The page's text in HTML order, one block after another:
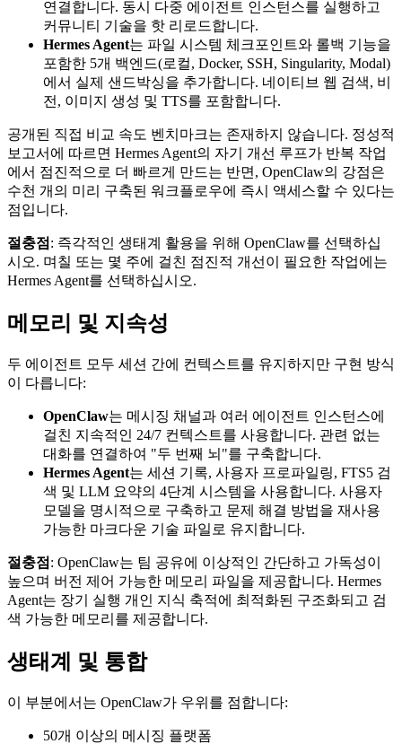
연결합니다. 동시 다중 에이전트 인스턴스를 실행하고
커뮤니티 기술을 핫 리로드합니다.
Hermes Agent는 파일 시스템 체크포인트와 롤백 기능을
포함한 5개 백엔드(로컬, Docker, SSH, Singularity, Modal)
에서 실제 샌드박싱을 추가합니다. 네이티브 웹 검색, 비
전, 이미지 생성 및 TTS를 포함합니다.
공개된 직접 비교 속도 벤치마크는 존재하지 않습니다. 정성적
보고서에 따르면 Hermes Agent의 자기 개선 루프가 반복 작업
에서 점진적으로 더 빠르게 만드는 반면, OpenClaw의 강점은
수천 개의 미리 구축된 워크플로우에 즉시 액세스할 수 있다는
점입니다.
절충점 : 즉각적인 생태계 활용을 위해 OpenClaw를 선택하십
시오. 며칠 또는 몇 주에 걸친 점진적 개선이 필요한 작업에는
Hermes Agent를 선택하십시오.
메모리 및 지속성
두 에이전트 모두 세션 간에 컨텍스트를 유지하지만 구현 방식
이 다릅니다:
OpenClaw는 메시징 채널과 여러 에이전트 인스턴스에
걸친 지속적인 24/7 컨텍스트를 사용합니다. 관련 없는
대화를 연결하여 "두 번째 뇌"를 구축합니다.
Hermes Agent는 세션 기록, 사용자 프로파일링, FTS5 검
색 및 LLM 요약의 4단계 시스템을 사용합니다. 사용자
모델을 명시적으로 구축하고 문제 해결 방법을 재사용
가능한 마크다운 기술 파일로 유지합니다.
절충점 : OpenClaw는 팀 공유에 이상적인 간단하고 가독성이
높으며 버전 제어 가능한 메모리 파일을 제공합니다. Hermes
Agent는 장기 실행 개인 지식 축적에 최적화된 구조화되고 검
색 가능한 메모리를 제공합니다.
생태계 및 통합
이 부분에서는 OpenClaw가 우위를 점합니다:
50개 이상의 메시징 플랫폼